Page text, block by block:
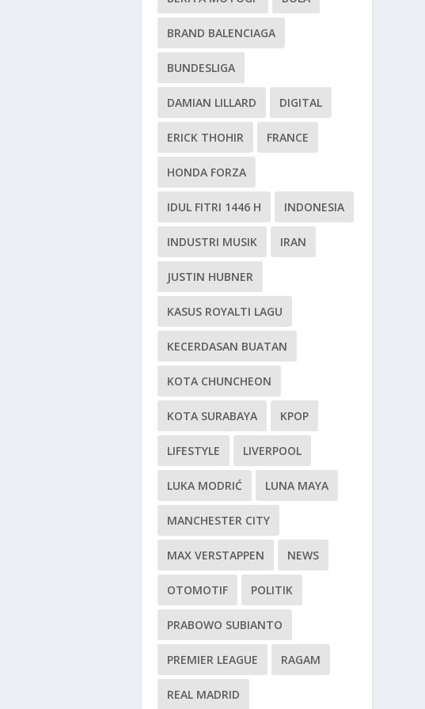
BRAND BALENCIAGA
BUNDESLIGA
DAMIAN LILLARD DIGITAL
ERICK THOHIR FRANCE
HONDA FORZA
IDUL FITRI 1446 H INDONESIA
INDUSTRI MUSIK IRAN
JUSTIN HUBNER
KASUS ROYALTI LAGU
KECERDASAN BUATAN
KOTA CHUNCHEON
KOTA SURABAYA KPOP
LIFESTYLE LIVERPOOL
LUKA MODRIĆ LUNA MAYA
MANCHESTER CITY
MAX VERSTAPPEN NEWS
OTOMOTIF POLITIK
PRABOWO SUBIANTO
PREMIER LEAGUE RAGAM
REAL MADRID